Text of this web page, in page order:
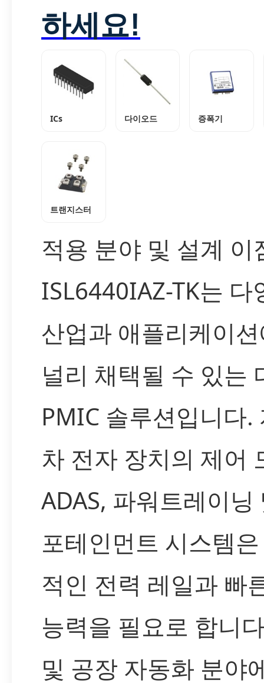
하세요!
ICs 다이오드 증폭기
트랜지스터
적용 분야 및 설계 이
ISL6440IAZ-TK는 다
산업과 애플리케이
널리 채택될 수 있는
PMIC 솔루션입니다.
차 전자 장치의 제어
ADAS, 파워트레이닝
포테인먼트 시스템
적인 전력 레일과 빠
능력을 필요로 합니
및 공장 자동화 분야